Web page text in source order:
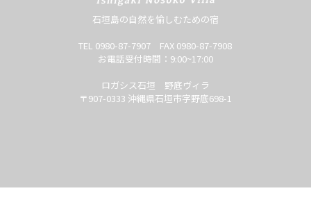
石垣島の自然を愉しむための宿
TEL 0980-87-7907 FAX 0980-87-7908
お電話受付時間：9:00~17:00
ロガシス石垣 野底ヴィラ
〒907-0333 沖縄県石垣市字野底698-1